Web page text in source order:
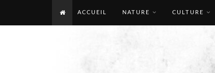
ACCUEIL NATURE CULTURE